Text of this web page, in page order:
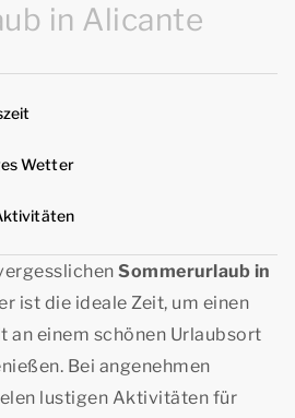
in Alicante
Wetter
Sommerurlaub in
ist die ideale Zeit, um einen
an einem schönen Urlaubsort
Bei angenehmen
lustigen Aktivitäten für